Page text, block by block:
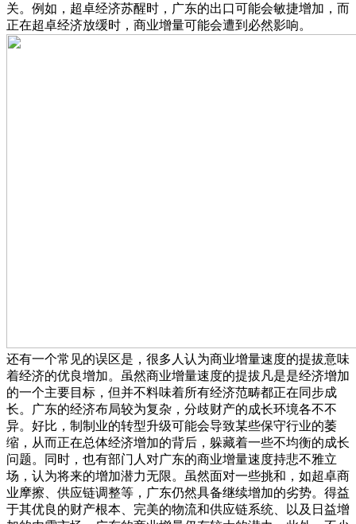
关。例如，超卓经济苏醒时，广东的出口可能会敏捷增加，而
正在超卓经济放缓时，商业增量可能会遭到必然影响。
还有一个常见的误区是，很多人认为商业增量速度的提拔意味
着经济的优良增加。虽然商业增量速度的提拔凡是是经济增加
的一个主要目标，但并不料味着所有经济范畴都正在同步成
长。广东的经济布局较为复杂，分歧财产的成长环境各不不
异。好比，制制业的转型升级可能会导致某些保守行业的萎
缩，从而正在总体经济增加的背后，躲藏着一些不均衡的成长
问题。同时，也有部门人对广东的商业增量速度持悲不雅立
场，认为将来的增加潜力无限。虽然面对一些挑和，如超卓商
业摩擦、供应链调整等，广东仍然具备继续增加的劣势。得益
于其优良的财产根本、完美的物流和供应链系统、以及日益增